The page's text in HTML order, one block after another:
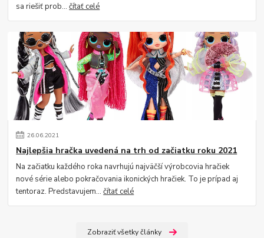
sa riešiť prob...čítať celé
26.06.2021
Najlepšia hračka uvedená na trh od začiatku roku 2021
Na začiatku každého roka navrhujú najväčší výrobcovia hračiek
nové série alebo pokračovania ikonických hračiek. To je prípad aj
tentoraz. Predstavujem...čítať celé
Zobraziť všetky články